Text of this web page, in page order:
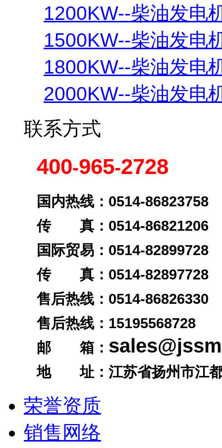
1200KW--柴油发电
1500KW--柴油发电
1800KW--柴油发电
2000KW--柴油发电
联系方式
400-965-2728
国内热线：0514-86823758
传 真：0514-86821206
国际贸易：0514-82899728
传 真：0514-82897728
售后热线：0514-86826330
售后热线： 15195568728
邮 箱：
地 址：江苏省扬州市江都
荣誉资质
销售网络